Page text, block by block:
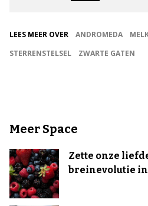
LEES MEER OVER ANDROMEDA
STERRENSTELSEL
ZWARTE GATEN
Meer Space
Zette onze
breinevolutie in